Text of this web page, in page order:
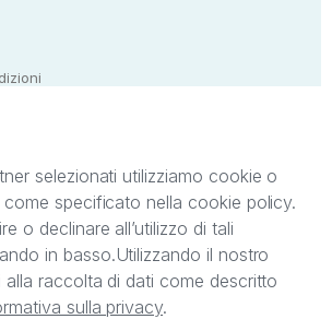
web è di proprietà di StreetLib S.r.l.
05338720963. StreetLib S.r.l. è
tutti i diritti di proprietà intellettuale
marchi, loghi e segni distintivi presenti
Si invita l’utente a prendere visione
selezionati utilizziamo cookie o
come specificato nella cookie policy.
o declinare all’utilizzo di tali
in basso.Utilizzando il nostro
raccolta di dati come descritto
sulla privacy.